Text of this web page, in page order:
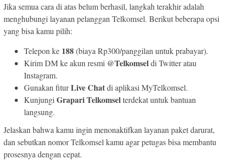
Jika semua cara di atas belum berhasil, langkah terakhir adalah
menghubungi layanan pelanggan Telkomsel. Berikut beberapa opsi
yang bisa kamu pilih:
Telepon ke 188(biaya Rp300/panggilan untuk prabayar).
Kirim DM ke akun resmi @Telkomseldi Twitter atau
Instagram.
Gunakan fiturLive Chatdi aplikasi MyTelkomsel.
Kunjungi Grapari Telkomselterdekat untuk bantuan
langsung.
Jelaskan bahwa kamu ingin menonaktifkan layanan paket darurat,
dan sebutkan nomor Telkomsel kamu agar petugas bisa membantu
prosesnya dengan cepat.